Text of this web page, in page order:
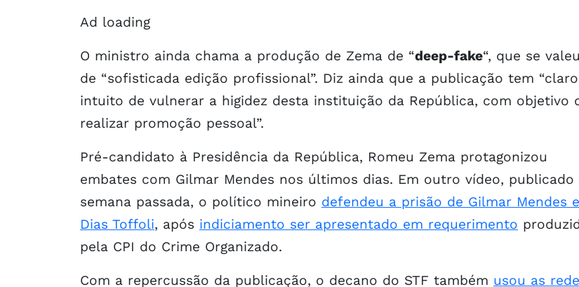
Ad loading
O ministro ainda chama a produção de Zema de “deep-fake“, que se valeu
de “sofisticada edição profissional”. Diz ainda que a publicação tem “claro
intuito de vulnerar a higidez desta instituição da República, com objetivo
realizar promoção pessoal”.
Pré-candidato à Presidência da República, Romeu Zema protagonizou
embates com Gilmar Mendes nos últimos dias. Em outro vídeo, publicado
semana passada, o político mineiro defendeu a prisão de Gilmar Mendes e
Dias Toffoli, após indiciamento ser apresentado em requerimento
pela CPI do Crime Organizado.
Com a repercussão da publicação, o decano do STF também usou as